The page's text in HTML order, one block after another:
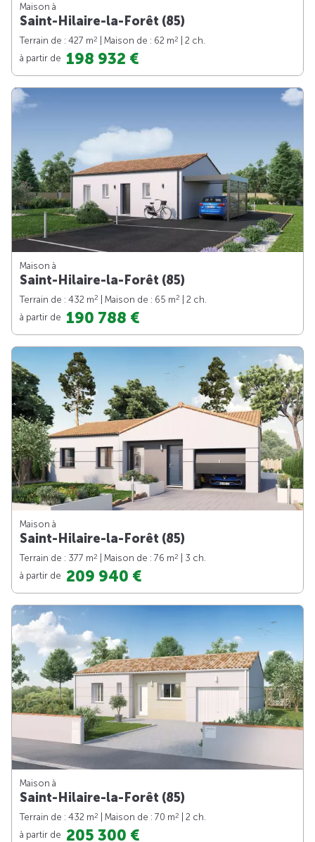
Maison à
Saint-Hilaire-la-Forêt (85)
Terrain de : 427 m2 | Maison de : 62 m2
| 2 ch.
à partir de 198 932 €
Maison à
Saint-Hilaire-la-Forêt (85)
Terrain de : 432 m2 | Maison de : 65 m2
| 2 ch.
à partir de 190 788 €
Maison à
Saint-Hilaire-la-Forêt (85)
Terrain de : 377 m2 | Maison de : 76 m2
| 3 ch.
à partir de 209 940 €
Maison à
Saint-Hilaire-la-Forêt (85)
Terrain de : 432 m2 | Maison de : 70 m2
| 2 ch.
à partir de 205 300 €